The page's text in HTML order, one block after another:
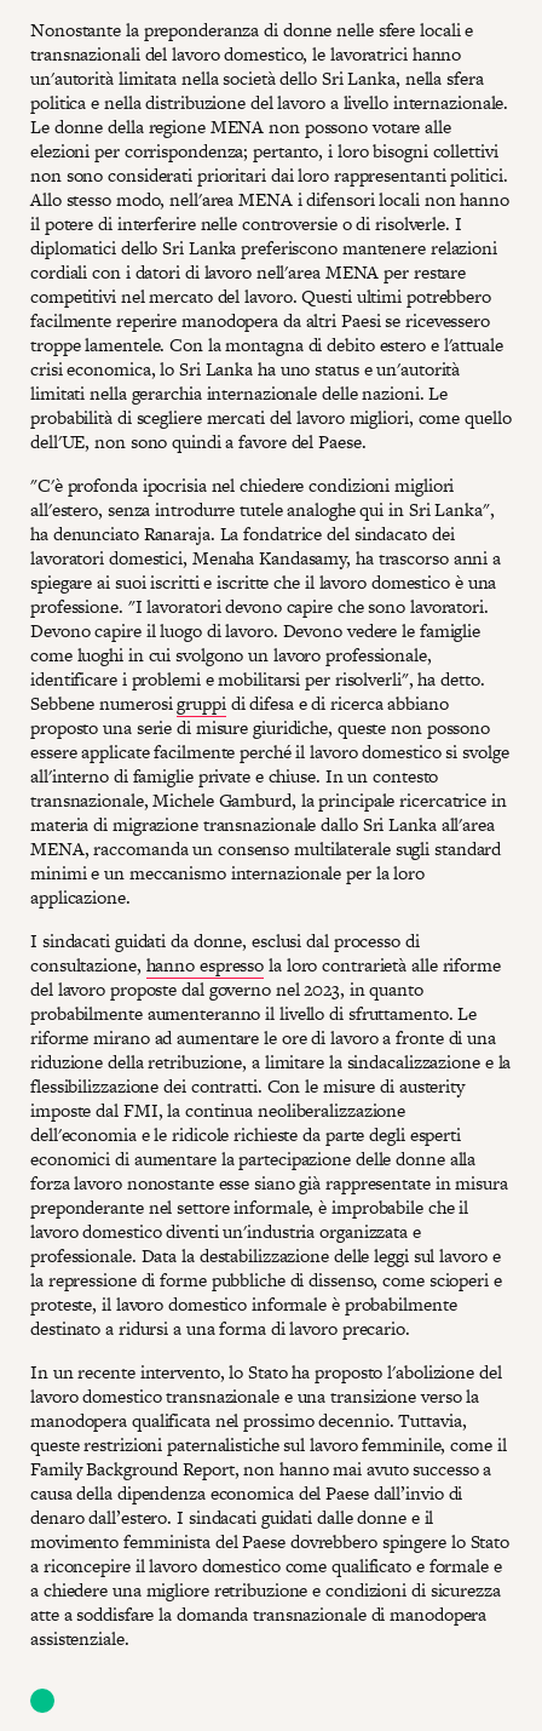
Nonostante la preponderanza di donne nelle sfere locali e
transnazionali del lavoro domestico, le lavoratrici hanno
un'autorità limitata nella società dello Sri Lanka, nella sfera
politica e nella distribuzione del lavoro a livello internazionale.
Le donne della regione MENA non possono votare alle
elezioni per corrispondenza; pertanto, i loro bisogni collettivi
non sono considerati prioritari dai loro rappresentanti politici.
Allo stesso modo, nell'area MENA i difensori locali non hanno
il potere di interferire nelle controversie o di risolverle. I
diplomatici dello Sri Lanka preferiscono mantenere relazioni
cordiali con i datori di lavoro nell'area MENA per restare
competitivi nel mercato del lavoro. Questi ultimi potrebbero
facilmente reperire manodopera da altri Paesi se ricevessero
troppe lamentele. Con la montagna di debito estero e l'attuale
crisi economica, lo Sri Lanka ha uno status e un'autorità
limitati nella gerarchia internazionale delle nazioni. Le
probabilità di scegliere mercati del lavoro migliori, come quello
dell'UE, non sono quindi a favore del Paese.
"C'è profonda ipocrisia nel chiedere condizioni migliori
all'estero, senza introdurre tutele analoghe qui in Sri Lanka",
ha denunciato Ranaraja. La fondatrice del sindacato dei
lavoratori domestici, Menaha Kandasamy, ha trascorso anni a
spiegare ai suoi iscritti e iscritte che il lavoro domestico è una
professione. "I lavoratori devono capire che sono lavoratori.
Devono capire il luogo di lavoro. Devono vedere le famiglie
come luoghi in cui svolgono un lavoro professionale,
identificare i problemi e mobilitarsi per risolverli", ha detto.
Sebbene numerosigruppidi difesa e di ricerca abbiano
proposto una serie di misure giuridiche, queste non possono
essere applicate facilmente perché il lavoro domestico si svolge
all'interno di famiglie private e chiuse. In un contesto
transnazionale, Michele Gamburd, la principale ricercatrice in
materia di migrazione transnazionale dallo Sri Lanka all'area
MENA, raccomanda un consenso multilaterale sugli standard
minimi e un meccanismo internazionale per la loro
applicazione.
I sindacati guidati da donne, esclusi dal processo di
consultazione, hanno espressola loro contrarietà alle riforme
del lavoro proposte dal governo nel 2023, in quanto
probabilmente aumenteranno il livello di sfruttamento. Le
riforme mirano ad aumentare le ore di lavoro a fronte di una
riduzione della retribuzione, a limitare la sindacalizzazione e la
flessibilizzazione dei contratti. Con le misure di austerity
imposte dal FMI, la continua neoliberalizzazione
dell'economia e le ridicole richieste da parte degli esperti
economici di aumentare la partecipazione delle donne alla
forza lavoro nonostante esse siano già rappresentate in misura
preponderante nel settore informale, è improbabile che il
lavoro domestico diventi un'industria organizzata e
professionale. Data la destabilizzazione delle leggi sul lavoro e
la repressione di forme pubbliche di dissenso, come scioperi e
proteste, il lavoro domestico informale è probabilmente
destinato a ridursi a una forma di lavoro precario.
In un recente intervento, lo Stato ha proposto l'abolizione del
lavoro domestico transnazionale e una transizione verso la
manodopera qualificata nel prossimo decennio. Tuttavia,
queste restrizioni paternalistiche sul lavoro femminile, come il
Family Background Report, non hanno mai avuto successo a
causa della dipendenza economica del Paese dall’invio di
denaro dall’estero. I sindacati guidati dalle donne e il
movimento femminista del Paese dovrebbero spingere lo Stato
a riconcepire il lavoro domestico come qualificato e formale e
a chiedere una migliore retribuzione e condizioni di sicurezza
atte a soddisfare la domanda transnazionale di manodopera
assistenziale.